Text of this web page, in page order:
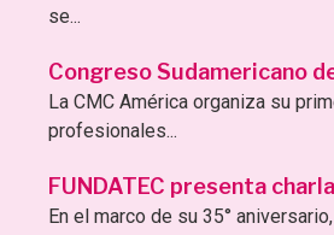
se...
Congreso Sudamericano
La CMC América organiza su
profesionales...
FUNDATEC presenta
En el marco de su 35°